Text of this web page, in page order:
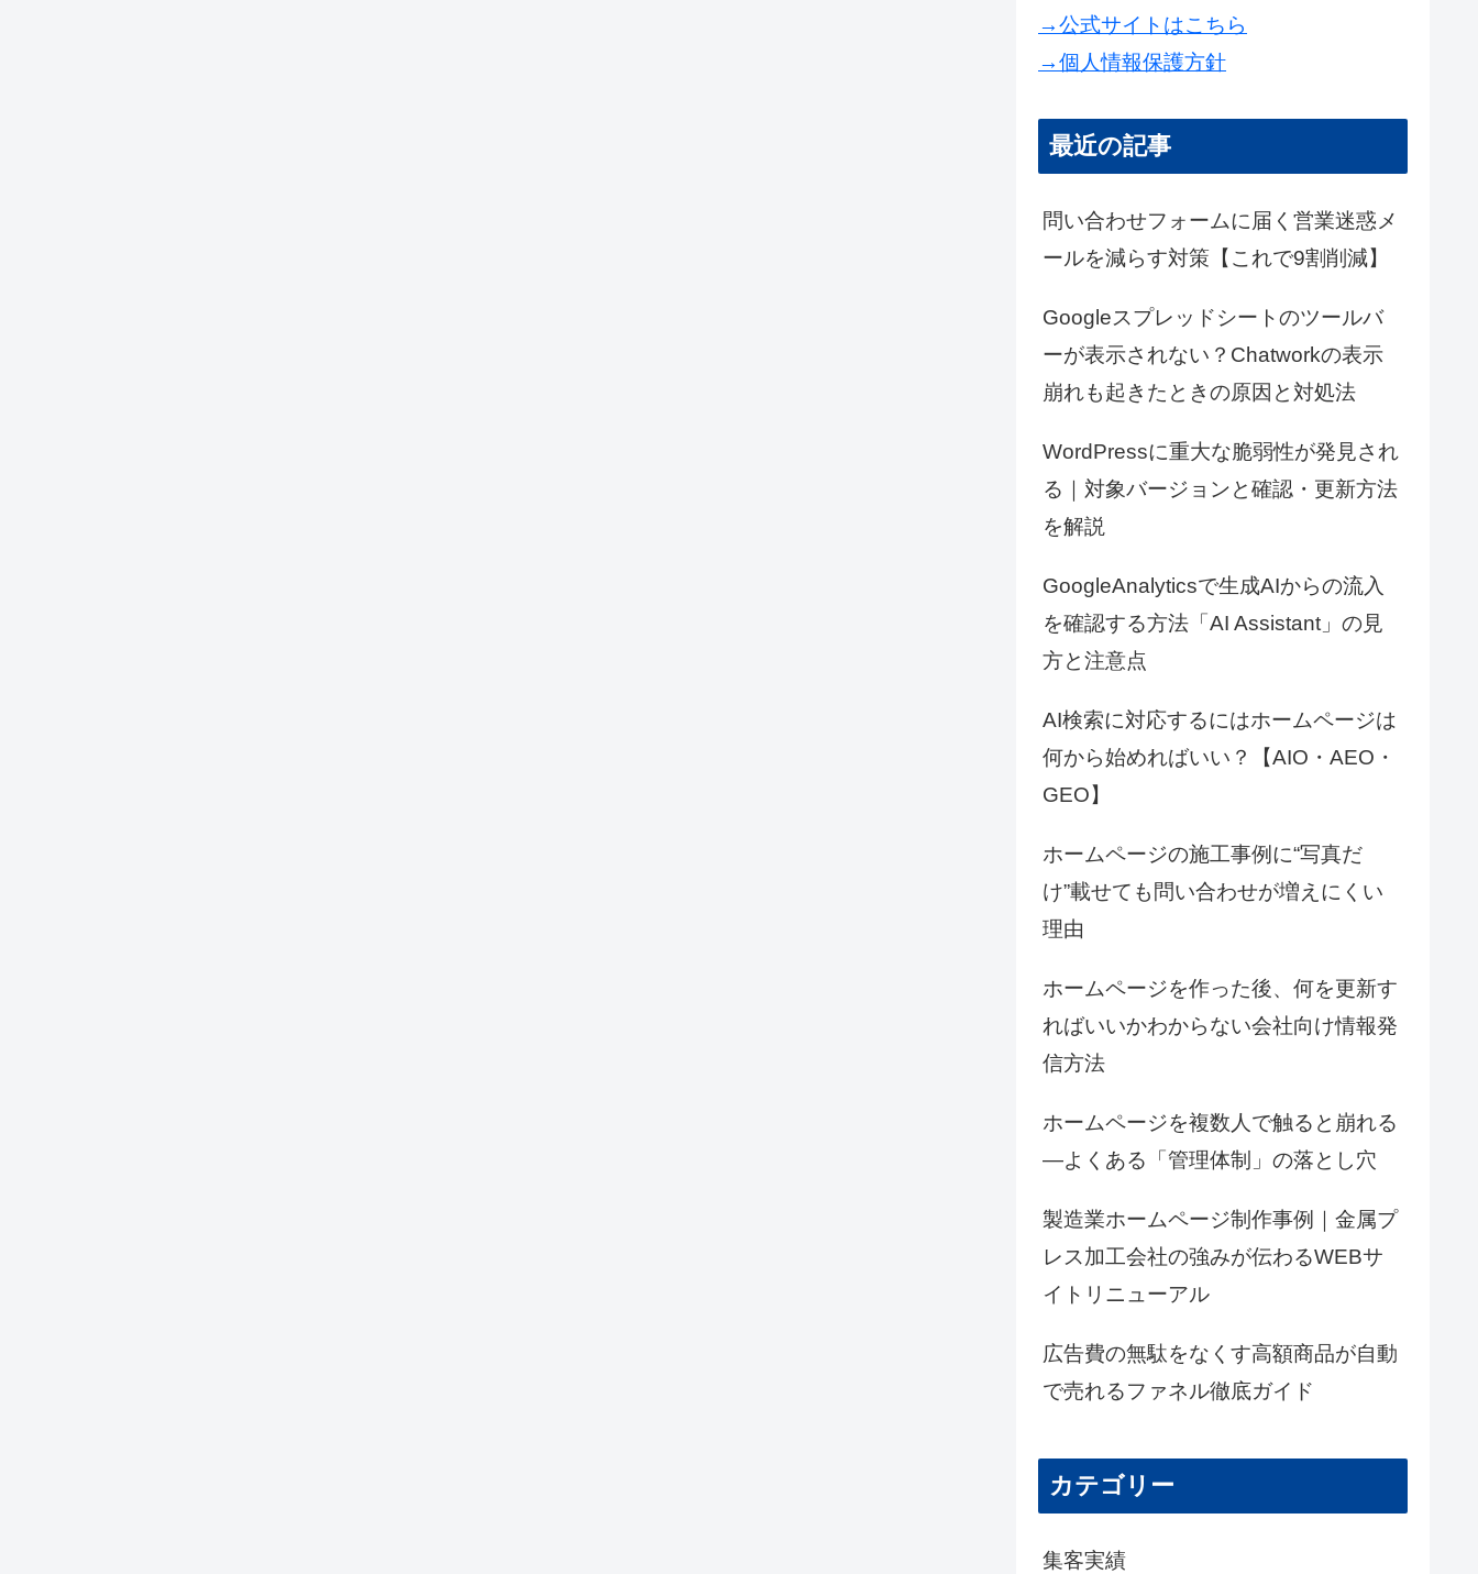
→公式サイトはこちら
→個人情報保護方針
最近の記事
問い合わせフォームに届く営業迷惑メ
ールを減らす対策【これで9割削減】
Googleスプレッドシートのツールバ
ーが表示されない？Chatworkの表示
崩れも起きたときの原因と対処法
WordPressに重大な脆弱性が発見され
る｜対象バージョンと確認・更新方法
を解説
GoogleAnalyticsで生成AIからの流入
を確認する方法「AI Assistant」の見
方と注意点
AI検索に対応するにはホームページは
何から始めればいい？【AIO・AEO・
GEO】
ホームページの施工事例に“写真だ
け”載せても問い合わせが増えにくい
理由
ホームページを作った後、何を更新す
ればいいかわからない会社向け情報発
信方法
ホームページを複数人で触ると崩れる
―よくある「管理体制」の落とし穴
製造業ホームページ制作事例｜金属プ
レス加工会社の強みが伝わるWEBサ
イトリニューアル
広告費の無駄をなくす高額商品が自動
で売れるファネル徹底ガイド
カテゴリー
集客実績